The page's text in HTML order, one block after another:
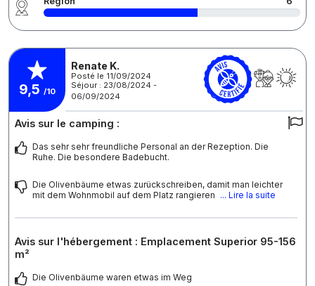
9,5 /10
Renate K.
Posté le 11/09/2024
Séjour : 23/08/2024 -
06/09/2024
Avis sur le camping :
Das sehr sehr freundliche Personal an der Rezeption. Die
Ruhe. Die besondere Badebucht.
Die Olivenbäume etwas zurückschreiben, damit man leichter
mit dem Wohnmobil auf dem Platz rangieren ... Lire la suite
Avis sur l'hébergement : Emplacement Superior 95-156
m²
Die Olivenbäume waren etwas im Weg